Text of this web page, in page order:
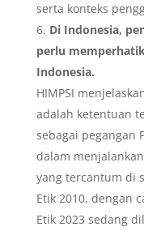
serta konteks
Di Indonesia,
perlu
Indonesia.
HIMPSI
adalah ketentuan
sebagai pegangan
dalam
yang tercantum di
Etik 2010, dengan
Etik 2023 sedang